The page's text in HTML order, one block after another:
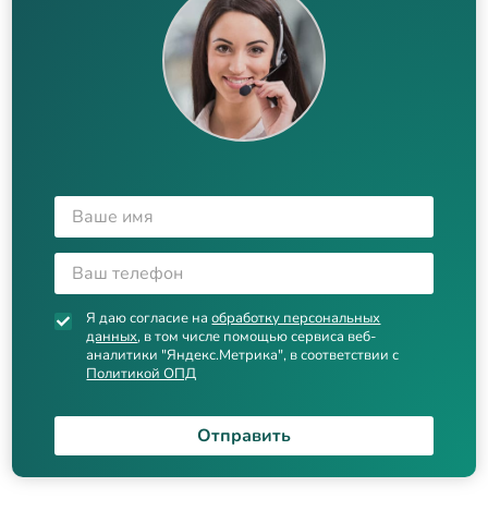
Я даю согласие наобработку персональных
данных, в том числе помощью сервиса веб-
аналитики "Яндекс.Метрика", в соответствии с
Политикой ОПД
Отправить